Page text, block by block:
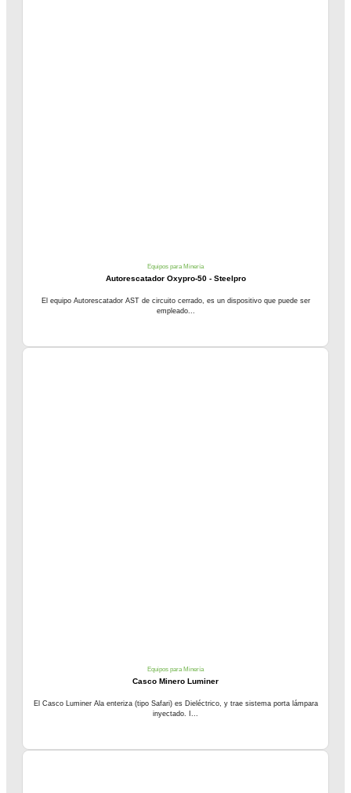
Equipos para Minería
Autorescatador Oxypro-50 - Steelpro
El equipo Autorescatador AST de circuito cerrado, es un dispositivo que puede ser
empleado...
Equipos para Minería
Casco Minero Luminer
El Casco Luminer Ala enteriza (tipo Safari) es Dieléctrico, y trae sistema porta lámpara
inyectado. I...